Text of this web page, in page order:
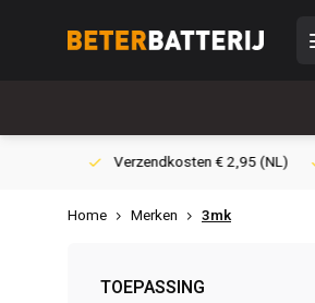
Verzendkosten € 2,95 (NL)
Home Merken 3mk
TOEPASSING